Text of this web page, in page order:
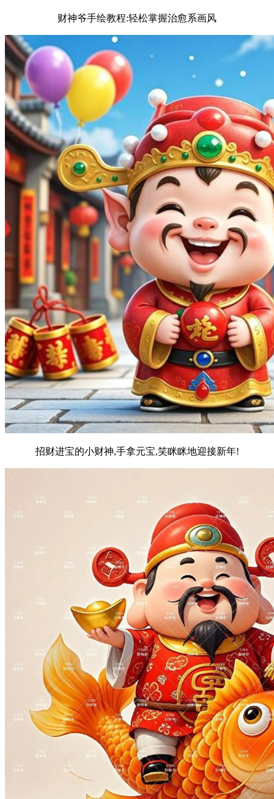
财神爷手绘教程:轻松掌握治愈系画风
招财进宝的小财神,手拿元宝,笑眯眯地迎接新年!